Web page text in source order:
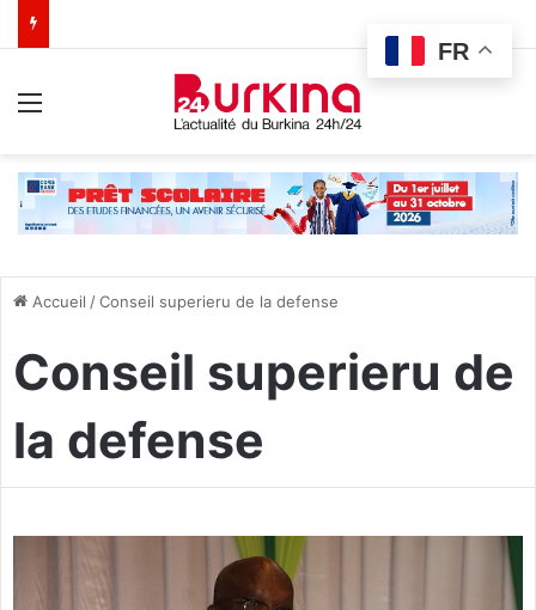
Accueil /Conseil superieru de la defense
Conseil superieru de
la defense
FR